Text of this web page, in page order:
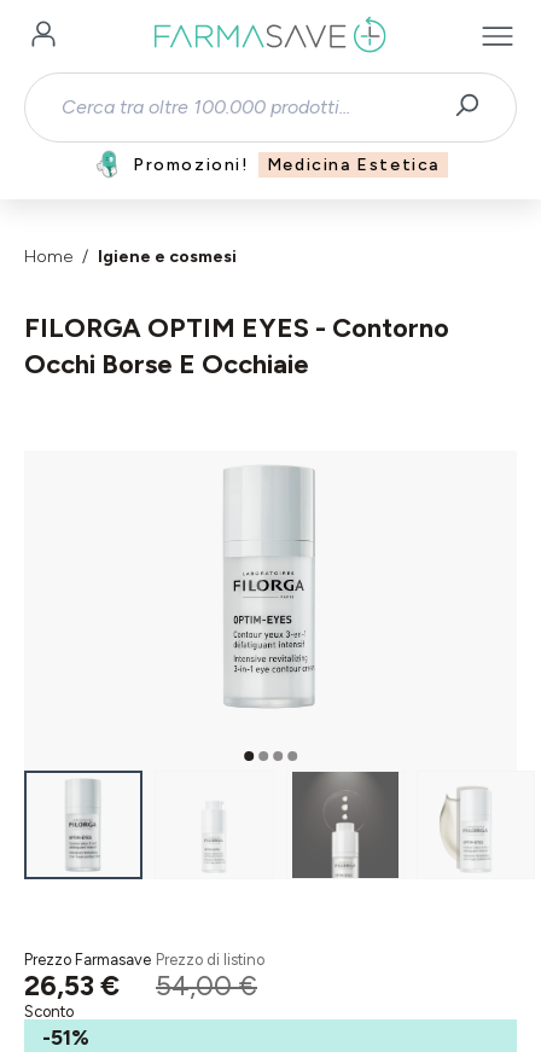
Passa al contenuto principale
Promozioni! Medicina Estetica
Home Igiene e cosmesi
FILORGA OPTIM EYES - Contorno
Occhi Borse E Occhiaie
Prezzo Farmasave
26,53 €
Prezzo di listino
54,00 €
Sconto
-51%